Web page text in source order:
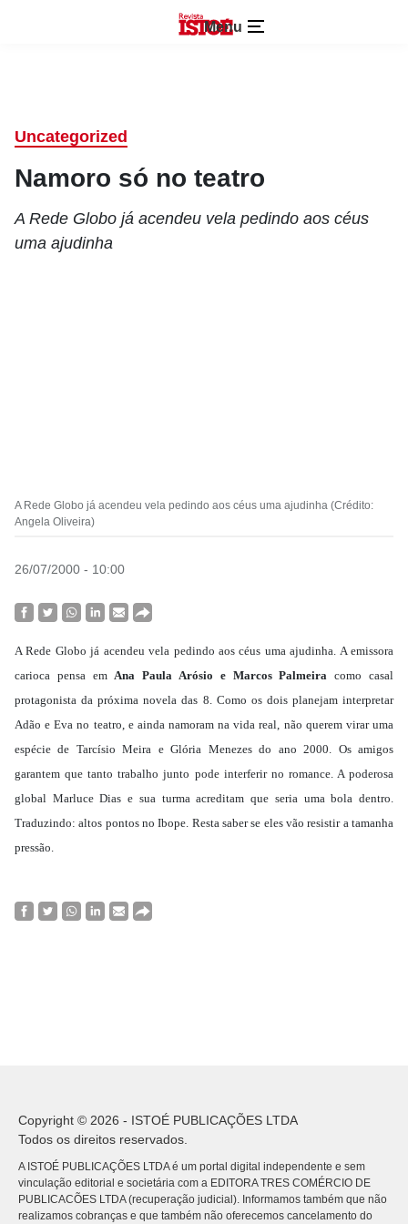
Menu
Uncategorized
Namoro só no teatro
A Rede Globo já acendeu vela pedindo aos céus
uma ajudinha
A Rede Globo já acendeu vela pedindo aos céus uma ajudinha (Crédito:
Angela Oliveira)
26/07/2000 - 10:00
A Rede Globo já acendeu vela pedindo aos céus uma ajudinha. A emissora
carioca pensa emAna Paula Arósio e Marcos Palmeira como casal
protagonista da próxima novela das 8. Como os dois planejam interpretar
Adão e Eva no teatro, e ainda namoram na vida real, não querem virar uma
espécie de Tarcísio Meira e Glória Menezes do ano 2000. Os amigos
garantem que tanto trabalho junto pode interferir no romance. A poderosa
global Marluce Dias e sua turma acreditam que seria uma bola dentro.
Traduzindo: altos pontos no Ibope. Resta saber se eles vão resistir a tamanha
pressão.
Copyright © 2026 - ISTOÉ PUBLICAÇÕES LTDA
Todos os direitos reservados.
A ISTOÉ PUBLICAÇÕES LTDA é um portal digital independente e sem
vinculação editorial e societária com a EDITORA TRES COMÉRCIO DE
PUBLICACÕES LTDA (recuperação judicial). Informamos também que não
realizamos cobranças e que também não oferecemos cancelamento do